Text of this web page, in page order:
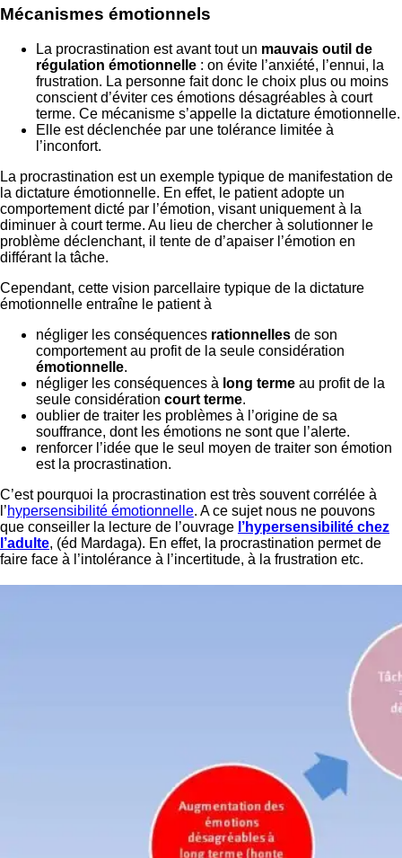
Mécanismes émotionnels
La procrastination est avant tout un mauvais outil de
régulation émotionnelle : on évite l’anxiété, l’ennui, la
frustration. La personne fait donc le choix plus ou moins
conscient d’éviter ces émotions désagréables à court
terme. Ce mécanisme s’appelle la dictature émotionnelle.
Elle est déclenchée par une tolérance limitée à
l’inconfort.
La procrastination est un exemple typique de manifestation de
la dictature émotionnelle. En effet, le patient adopte un
comportement dicté par l’émotion, visant uniquement à la
diminuer à court terme. Au lieu de chercher à solutionner le
problème déclenchant, il tente de d’apaiser l’émotion en
différant la tâche.
Cependant, cette vision parcellaire typique de la dictature
émotionnelle entraîne le patient à
négliger les conséquences rationnelles de son
comportement au profit de la seule considération
émotionnelle.
négliger les conséquences à long terme au profit de la
seule considération court terme.
oublier de traiter les problèmes à l’origine de sa
souffrance, dont les émotions ne sont que l’alerte.
renforcer l’idée que le seul moyen de traiter son émotion
est la procrastination.
C’est pourquoi la procrastination est très souvent corrélée à
l’hypersensibilité émotionnelle. A ce sujet nous ne pouvons
que conseiller la lecture de l’ouvrage l’hypersensibilité chez
l’adulte, (éd Mardaga). En effet, la procrastination permet de
faire face à l’intolérance à l’incertitude, à la frustration etc.